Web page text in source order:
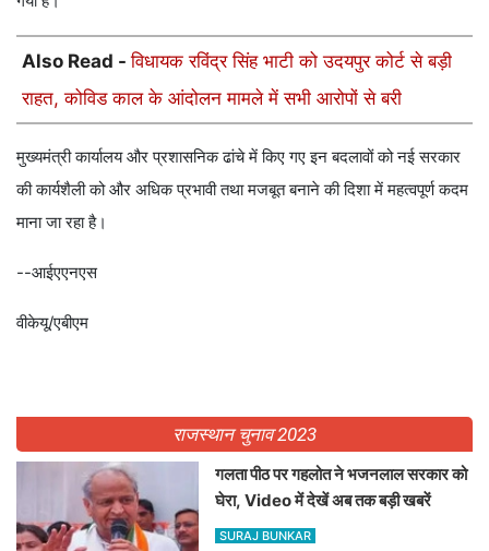
Also Read -विधायक रविंद्र सिंह भाटी को उदयपुर कोर्ट से बड़ी
राहत, कोविड काल के आंदोलन मामले में सभी आरोपों से बरी
मुख्यमंत्री कार्यालय और प्रशासनिक ढांचे में किए गए इन बदलावों को नई सरकार
की कार्यशैली को और अधिक प्रभावी तथा मजबूत बनाने की दिशा में महत्वपूर्ण कदम
माना जा रहा है।
--आईएएनएस
वीकेयू/एबीएम
राजस्थान चुनाव 2023
गलता पीठ पर गहलोत ने भजनलाल सरकार को
घेरा, Video में देखें अब तक बड़ी खबरें
SURAJ BUNKAR